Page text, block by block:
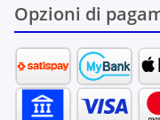
Opzioni di